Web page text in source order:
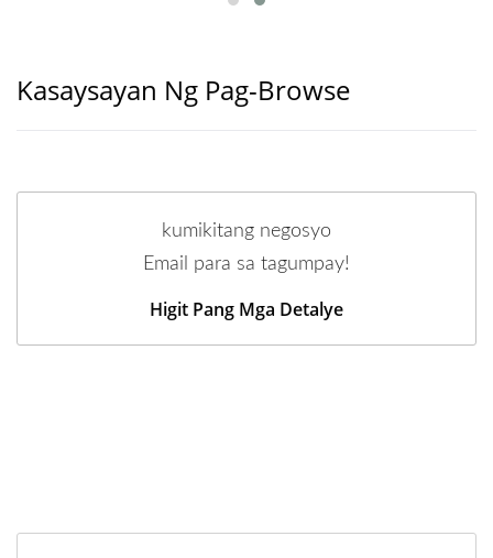
Kasaysayan Ng Pag-Browse
kumikitang negosyo
Email para sa tagumpay!
Higit Pang Mga Detalye